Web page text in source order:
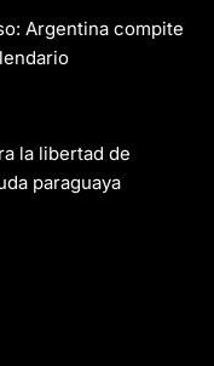
Argentina compite
la libertad de
paraguaya